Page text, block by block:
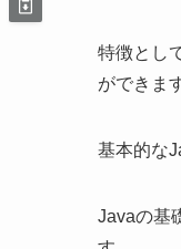
特徴とし
ができま
基本的な
Javaの基